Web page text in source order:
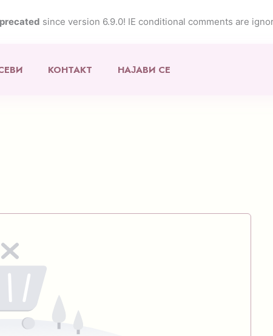
since version 6.9.0! IE conditional comments are
КОНТАКТ НАЈАВИ СЕ